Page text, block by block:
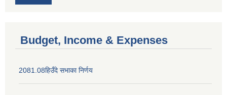
Budget, Income & Expenses
2081.08हिउँदे सभाका निर्णय